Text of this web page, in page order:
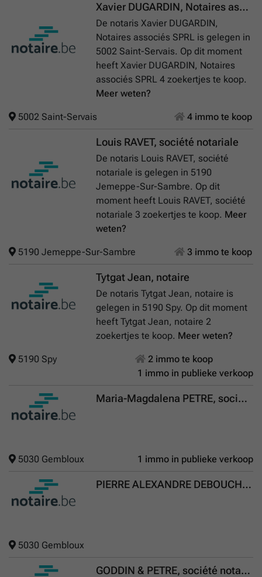
Xavier DUGARDIN, Notaires associés SPRL
De notaris Xavier DUGARDIN,
Notaires associés SPRL is gelegen in
5002 Saint-Servais. Op dit moment
heeft Xavier DUGARDIN, Notaires
associés SPRL 4 zoekertjes te koop.
Meer weten?
5002 Saint-Servais 4 immo te koop
Louis RAVET, société notariale
De notaris Louis RAVET, société
notariale is gelegen in 5190
Jemeppe-Sur-Sambre. Op dit
moment heeft Louis RAVET, société
notariale 3 zoekertjes te koop. Meer
weten?
5190 Jemeppe-Sur-Sambre 3 immo te koop
Tytgat Jean, notaire
De notaris Tytgat Jean, notaire is
gelegen in 5190 Spy. Op dit moment
heeft Tytgat Jean, notaire 2
zoekertjes te koop. Meer weten?
5190 Spy
2 immo te koop
1 immo in publieke verkoop
Maria-Magdalena PETRE, société notariale
5030 Gembloux 1 immo in publieke verkoop
PIERRE ALEXANDRE DEBOUCHE, NOTAIRES ASSOCIES
5030 Gembloux
GODDIN & PETRE, société notariale